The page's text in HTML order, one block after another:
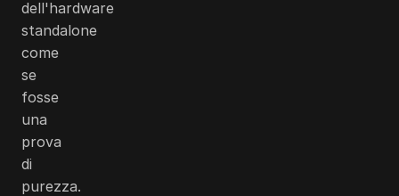
dell'hardware
standalone
come
se
fosse
una
prova
di
purezza.